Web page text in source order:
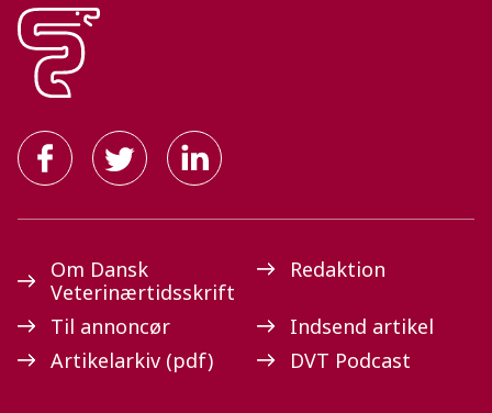
Om Dansk
Veterinærtidsskrift
Redaktion
Til annoncør
Indsend artikel
Artikelarkiv (pdf)
DVT Podcast